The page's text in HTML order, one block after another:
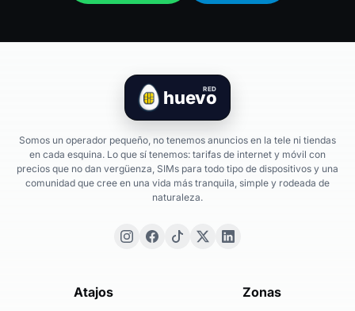
RED
huevo
Somos un operador pequeño, no tenemos anuncios en la tele ni tiendas
en cada esquina. Lo que sí tenemos: tarifas de internet y móvil con
precios que no dan vergüenza, SIMs para todo tipo de dispositivos y una
comunidad que cree en una vida más tranquila, simple y rodeada de
naturaleza.
Atajos Zonas